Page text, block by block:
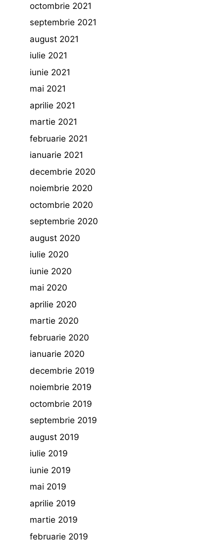
octombrie 2021
septembrie 2021
august 2021
iulie 2021
iunie 2021
mai 2021
aprilie 2021
martie 2021
februarie 2021
ianuarie 2021
decembrie 2020
noiembrie 2020
octombrie 2020
septembrie 2020
august 2020
iulie 2020
iunie 2020
mai 2020
aprilie 2020
martie 2020
februarie 2020
ianuarie 2020
decembrie 2019
noiembrie 2019
octombrie 2019
septembrie 2019
august 2019
iulie 2019
iunie 2019
mai 2019
aprilie 2019
martie 2019
februarie 2019